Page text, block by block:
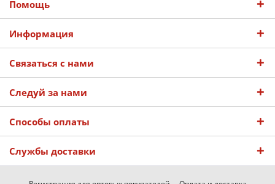
Помощь
Информация
Связаться с нами
Следуй за нами
Способы оплаты
Службы доставки